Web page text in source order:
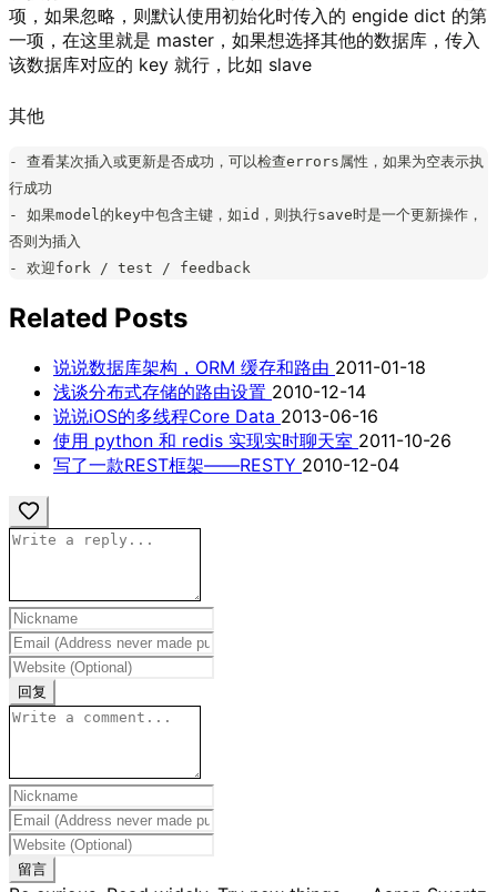
项，如果忽略，则默认使用初始化时传入的 engide dict 的第
一项，在这里就是 master，如果想选择其他的数据库，传入
该数据库对应的 key 就行，比如 slave
其他
- 查看某次插入或更新是否成功，可以检查errors属性，如果为空表示执
行成功
- 如果model的key中包含主键，如id，则执行save时是一个更新操作，
否则为插入
- 欢迎fork / test / feedback
Related Posts
说说数据库架构，ORM 缓存和路由 2011-01-18
浅谈分布式存储的路由设置 2010-12-14
说说iOS的多线程Core Data 2013-06-16
使用 python 和 redis 实现实时聊天室 2011-10-26
写了一款REST框架——RESTY 2010-12-04
回复
留言